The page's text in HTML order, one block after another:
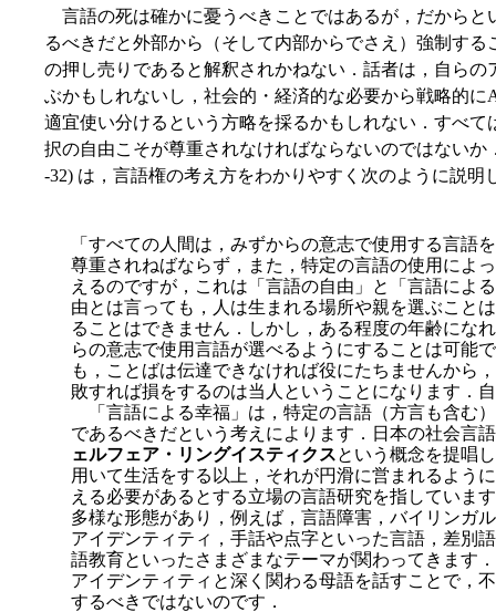
言語の死は確かに憂うべきことではあるが，だからと
るべきだと外部から（そして内部からでさえ）強制す
の押し売りであると解釈されかねない．話者は，自ら
ぶかもしれないし，社会的・経済的な必要から戦略的
適宜使い分けるという方略を採るかもしれない．すべ
択の自由こそが尊重されなければならないのではない
-32) は，言語権の考え方をわかりやすく次のように説明
「すべての人間は，みずからの意志で使用する言語
尊重されねばならず，また，特定の言語の使用によ
えるのですが，これは「言語の自由」と「言語によ
由とは言っても，人は生まれる場所や親を選ぶこと
ることはできません．しかし，ある程度の年齢にな
らの意志で使用言語が選べるようにすることは可能
も，ことばは伝達できなければ役にたちませんから
敗すれば損をするのは当人ということになります．
「言語による幸福」は，特定の言語（方言も含む
であるべきだという考えによります．日本の社会言
ェルフェア・リングイスティクスという概念を提唱
用いて生活をする以上，それが円滑に営まれるよう
える必要があるとする立場の言語研究を指していま
多様な形態があり，例えば，言語障害，バイリンガ
アイデンティティ，手話や点字といった言語，差別
語教育といったさまざまなテーマが関わってきます
アイデンティティと深く関わる母語を話すことで，
するべきではないのです．